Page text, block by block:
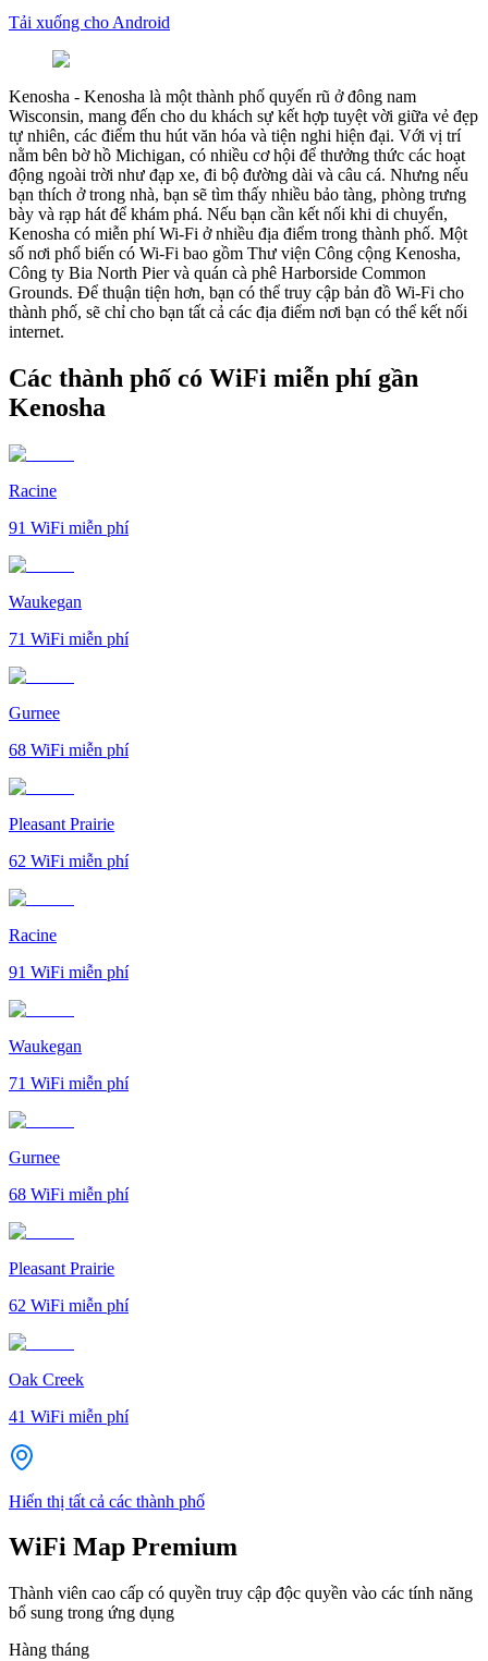
Tải xuống cho Android
Kenosha - Kenosha là một thành phố quyến rũ ở đông nam
Wisconsin, mang đến cho du khách sự kết hợp tuyệt vời giữa vẻ đẹp
tự nhiên, các điểm thu hút văn hóa và tiện nghi hiện đại. Với vị trí
nằm bên bờ hồ Michigan, có nhiều cơ hội để thưởng thức các hoạt
động ngoài trời như đạp xe, đi bộ đường dài và câu cá. Nhưng nếu
bạn thích ở trong nhà, bạn sẽ tìm thấy nhiều bảo tàng, phòng trưng
bày và rạp hát để khám phá. Nếu bạn cần kết nối khi di chuyển,
Kenosha có miễn phí Wi-Fi ở nhiều địa điểm trong thành phố. Một
số nơi phổ biến có Wi-Fi bao gồm Thư viện Công cộng Kenosha,
Công ty Bia North Pier và quán cà phê Harborside Common
Grounds. Để thuận tiện hơn, bạn có thể truy cập bản đồ Wi-Fi cho
thành phố, sẽ chỉ cho bạn tất cả các địa điểm nơi bạn có thể kết nối
internet.
Các thành phố có WiFi miễn phí gần
Kenosha
Racine
91 WiFi miễn phí
Waukegan
71 WiFi miễn phí
Gurnee
68 WiFi miễn phí
Pleasant Prairie
62 WiFi miễn phí
Racine
91 WiFi miễn phí
Waukegan
71 WiFi miễn phí
Gurnee
68 WiFi miễn phí
Pleasant Prairie
62 WiFi miễn phí
Oak Creek
41 WiFi miễn phí
Hiển thị tất cả các thành phố
WiFi Map Premium
Thành viên cao cấp có quyền truy cập độc quyền vào các tính năng
bổ sung trong ứng dụng
Hàng tháng